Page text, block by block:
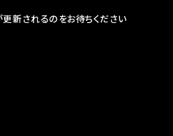
新されるのをお待ちください